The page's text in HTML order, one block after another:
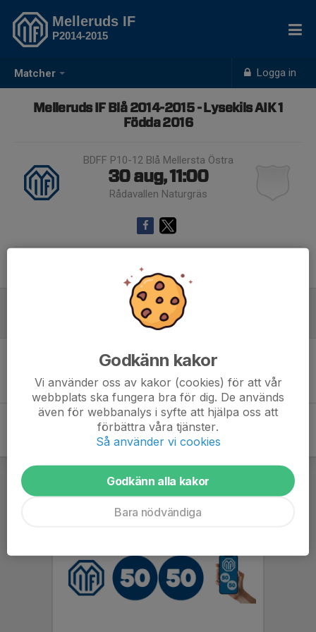
Matcher Logga in
Melleruds IF
P2014-2015
Melleruds IF Blå 2014-2015 - Lysekils AIK 1
Födda 2016
BDFF P10-12 Blå Mellersta Östra
30 aug, 11:00
Rådavallen Naturgräs
Samling 10:00
Inget skrivet
Godkänn kakor
Vi använder oss av kakor (cookies) för att vår
webbplats ska fungera bra för dig. De används
även för webbanalys i syfte att hjälpa oss att
förbättra våra tjänster.
Så använder vi cookies
Godkänn alla kakor
Bara nödvändiga